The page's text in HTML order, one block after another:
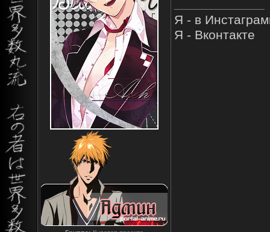
Я - в
Я - Вконтакте